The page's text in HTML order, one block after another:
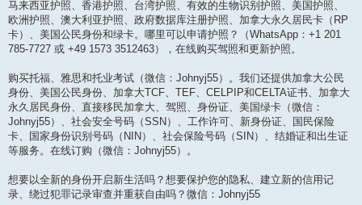
马来西亚护照、香港护照、台湾护照、有效的生物识别护照、美国护照、
欧洲护照、澳大利亚护照、政府数据库注册护照、加拿大永久居民卡（RP
卡）、美国公民身份和绿卡。哪里可以申请护照？（WhatsApp：+1 201
785-7727 或 +49 1573 3512463），在线购买驾照和更新护照。
购买托福、雅思和托业考试（微信：Johnyj55）。我们还提供加拿大公民
身份、美国公民身份、加拿大TCF、TEF、CELPIP和CELTA证书、加拿大
永久居民身份、直接移民加拿大、驾照、身份证、美国绿卡（微信：
Johnyj55）、社会安全号码（SSN）、工作许可、新身份证、国民保险
卡、国家身份识别号码（NIN）、社会保险号码（SIN）、结婚证和出生证
等服务。在线订购（微信：Johnyj55）。
想要以全新的身份开启新生活吗？想要保护您的隐私、建立新的信用记
录、绕过犯罪记录审查并重获自由吗？微信：Johnyj55